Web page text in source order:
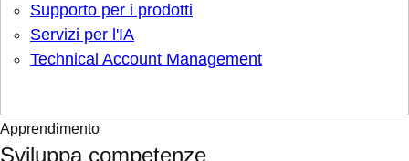
Supporto per i prodotti
Servizi per l'IA
Technical Account Management
Apprendimento
Sviluppa competenze